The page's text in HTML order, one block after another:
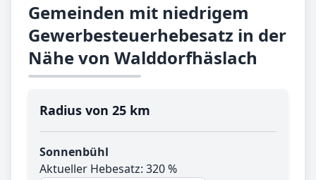
Gemeinden mit niedrigem
Gewerbesteuerhebesatz in der
Nähe von Walddorfhäslach
Radius von 25 km
Sonnenbühl
Aktueller Hebesatz: 320 %